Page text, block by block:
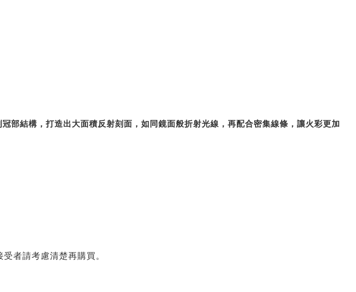
部結構，打造出大面積反射刻面，如同鏡面般折射光線，再配合密集線條，讓火彩更加
者請考慮清楚再購買。